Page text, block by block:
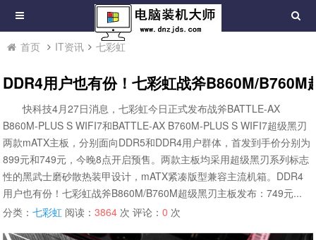
首页 IT资讯 七彩虹
DDR4用户也有份！七彩虹战斧B860M/B760M
快科技4月27日消息，七彩虹今日正式发布战斧BATTLE-AX
B860M-PLUS S WIFI7和BATTLE-AX B760M-PLUS S WIFI7超级黑刃
两款mATX主板，分别面向DDR5和DDR4用户群体，首发到手价分别为
899元和749元，今晚8点开启预售。两款主板均采用超级黑刃系列标志
性的黑武士磨砂散热装甲设计，mATX紧凑版型兼容主流机箱。DDR4
用户也有份！七彩虹战斧B860M/B760M超级黑刃主板发布：749元...
分类：七彩虹 阅读：3864 次 评论：0 次